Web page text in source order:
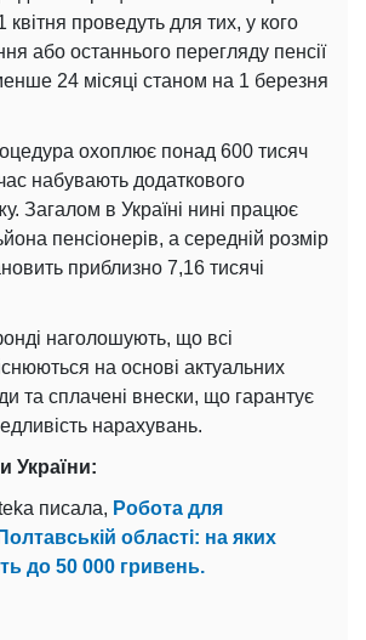
квітня проведуть для тих, у кого
або останнього перегляду пенсії
24 місяці станом на 1 березня
охоплює понад 600 тисяч
набувають додаткового
Загалом в Україні нині працює
пенсіонерів, а середній розмір
приблизно 7,16 тисячі
наголошують, що всі
на основі актуальних
та сплачені внески, що гарантує
нарахувань.
України:
писала, Робота для
області: на яких
до 50 000 гривень.